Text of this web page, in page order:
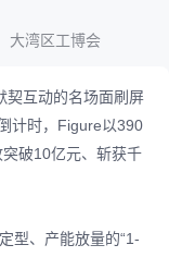
大湾区工博会
契互动的名场面刷屏
计时，Figure以390
破10亿元、斩获千
型、产能放量的“1-